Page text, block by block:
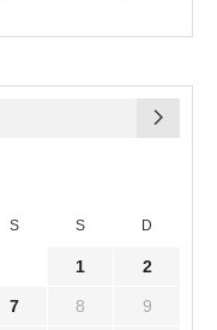
S S D
1 2
7 8 9